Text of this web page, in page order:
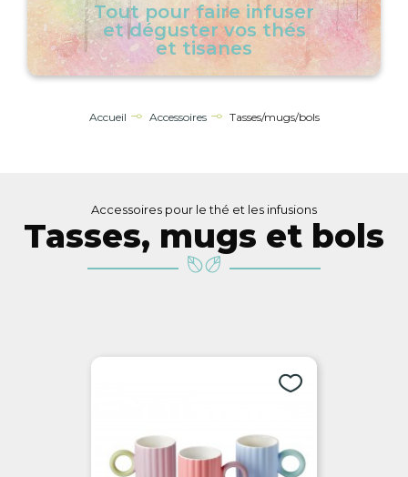
Tout pour faire infuser
et déguster vos thés
et tisanes
Accueil Accessoires Tasses/mugs/bols
Accessoires pour le thé et les infusions
Tasses, mugs et bols